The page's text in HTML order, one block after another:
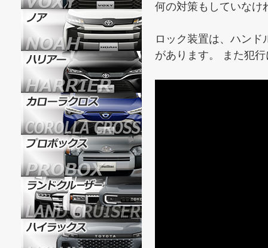
何の対策もしていなけ
ロック装置は、ハン
があります。 また犯